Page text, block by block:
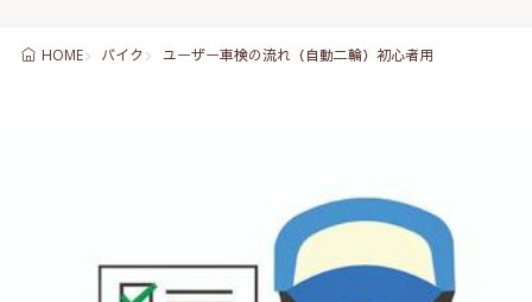
HOME バイク ユーザー車検の流れ（自動二輪）初心者用